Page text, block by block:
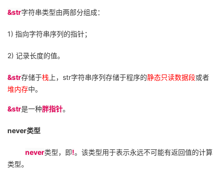
&str字符串类型由两部分组成：
1) 指向字符串序列的指针；
2) 记录长度的值。
&str存储于栈 上， str字符串序列存储于程序的静态只读数据段或者
堆内存中。
&str是一种胖指针。
never类型
never类型，即!。该类型用于表示永远不可能有返回值的计算
类型。